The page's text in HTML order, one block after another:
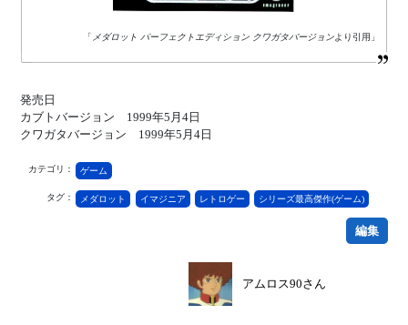
「 メダロット パーフェクトエディション クワガタバージョンより引用」
発売日
カブトバージョン 1999年5月4日
クワガタバージョン 1999年5月4日
カテゴリ： ゲーム
タグ： メダロット イマジニア レトロゲー シリーズ最高傑作(ゲーム)
編集
アムロス90さん